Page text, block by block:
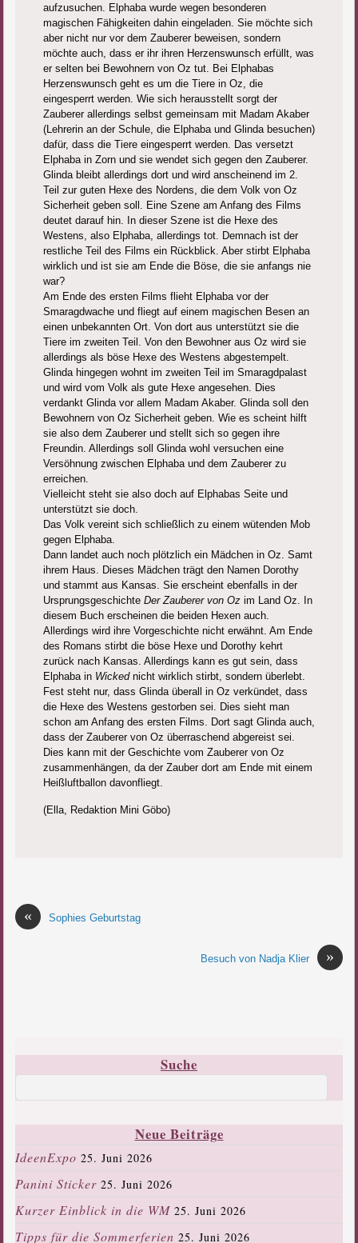
aufzusuchen. Elphaba wurde wegen besonderen
magischen Fähigkeiten dahin eingeladen. Sie möchte sich
aber nicht nur vor dem Zauberer beweisen, sondern
möchte auch, dass er ihr ihren Herzenswunsch erfüllt, was
er selten bei Bewohnern von Oz tut. Bei Elphabas
Herzenswunsch geht es um die Tiere in Oz, die
eingesperrt werden. Wie sich herausstellt sorgt der
Zauberer allerdings selbst gemeinsam mit Madam Akaber
(Lehrerin an der Schule, die Elphaba und Glinda besuchen)
dafür, dass die Tiere eingesperrt werden. Das versetzt
Elphaba in Zorn und sie wendet sich gegen den Zauberer.
Glinda bleibt allerdings dort und wird anscheinend im 2.
Teil zur guten Hexe des Nordens, die dem Volk von Oz
Sicherheit geben soll. Eine Szene am Anfang des Films
deutet darauf hin. In dieser Szene ist die Hexe des
Westens, also Elphaba, allerdings tot. Demnach ist der
restliche Teil des Films ein Rückblick. Aber stirbt Elphaba
wirklich und ist sie am Ende die Böse, die sie anfangs nie
war?
Am Ende des ersten Films flieht Elphaba vor der
Smaragdwache und fliegt auf einem magischen Besen an
einen unbekannten Ort. Von dort aus unterstützt sie die
Tiere im zweiten Teil. Von den Bewohner aus Oz wird sie
allerdings als böse Hexe des Westens abgestempelt.
Glinda hingegen wohnt im zweiten Teil im Smaragdpalast
und wird vom Volk als gute Hexe angesehen. Dies
verdankt Glinda vor allem Madam Akaber. Glinda soll den
Bewohnern von Oz Sicherheit geben. Wie es scheint hilft
sie also dem Zauberer und stellt sich so gegen ihre
Freundin. Allerdings soll Glinda wohl versuchen eine
Versöhnung zwischen Elphaba und dem Zauberer zu
erreichen.
Vielleicht steht sie also doch auf Elphabas Seite und
unterstützt sie doch.
Das Volk vereint sich schließlich zu einem wütenden Mob
gegen Elphaba.
Dann landet auch noch plötzlich ein Mädchen in Oz. Samt
ihrem Haus. Dieses Mädchen trägt den Namen Dorothy
und stammt aus Kansas. Sie erscheint ebenfalls in der
Ursprungsgeschichte Der Zauberer von Ozim Land Oz. In
diesem Buch erscheinen die beiden Hexen auch.
Allerdings wird ihre Vorgeschichte nicht erwähnt. Am Ende
des Romans stirbt die böse Hexe und Dorothy kehrt
zurück nach Kansas. Allerdings kann es gut sein, dass
Elphaba in Wickednicht wirklich stirbt, sondern überlebt.
Fest steht nur, dass Glinda überall in Oz verkündet, dass
die Hexe des Westens gestorben sei. Dies sieht man
schon am Anfang des ersten Films. Dort sagt Glinda auch,
dass der Zauberer von Oz überraschend abgereist sei.
Dies kann mit der Geschichte vom Zauberer von Oz
zusammenhängen, da der Zauber dort am Ende mit einem
Heißluftballon davonfliegt.
(Ella, Redaktion Mini Göbo)
« Sophies Geburtstag
»
Besuch von Nadja Klier
Suche
Neue Beiträge
IdeenExpo 25. Juni 2026
Panini Sticker 25. Juni 2026
Kurzer Einblick in die WM 25. Juni 2026
Tipps für die Sommerferien 25. Juni 2026